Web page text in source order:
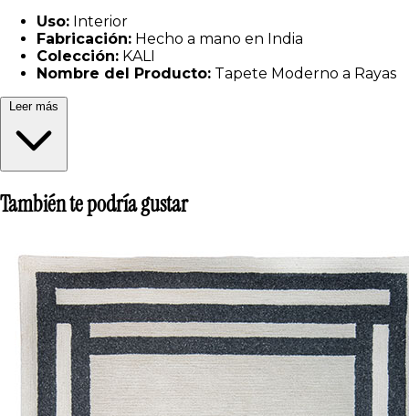
Uso: Interior
Fabricación: Hecho a mano en India
Colección: KALI
Nombre del Producto: Tapete Moderno a Rayas
Leer más
También te podría gustar